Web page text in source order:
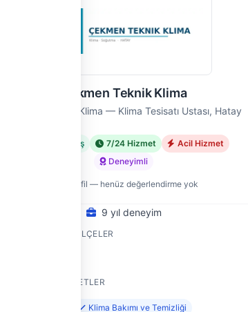
Çekmen Teknik Klima
Çekmen Teknik Klima — Klima Tesisatı Ustası, Hatay
Doğrulanmış 7/24 Hizmet
Acil Hizmet
Deneyimli
Yeni profil — henüz değerlendirme yok
9 yıl deneyim
HIZMET VERDIĞI İLÇELER
SUNDUĞU HIZMETLER
Klima Bakımı ve Temizliği